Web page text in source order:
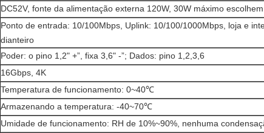
DC52V, fonte da alimentação externa 120W, 30W máximo
Ponto de entrada: 10/100Mbps, Uplink: 10/100/1000Mbps, loja e
dianteiro
Poder: o pino 1,2" +”, fixa 3,6" -”; Dados: pino 1,2,3,6
16Gbps, 4K
Temperatura de funcionamento: 0~40℃
Armazenando a temperatura: -40~70℃
Umidade de funcionamento: RH de 10%~90%, nenhuma